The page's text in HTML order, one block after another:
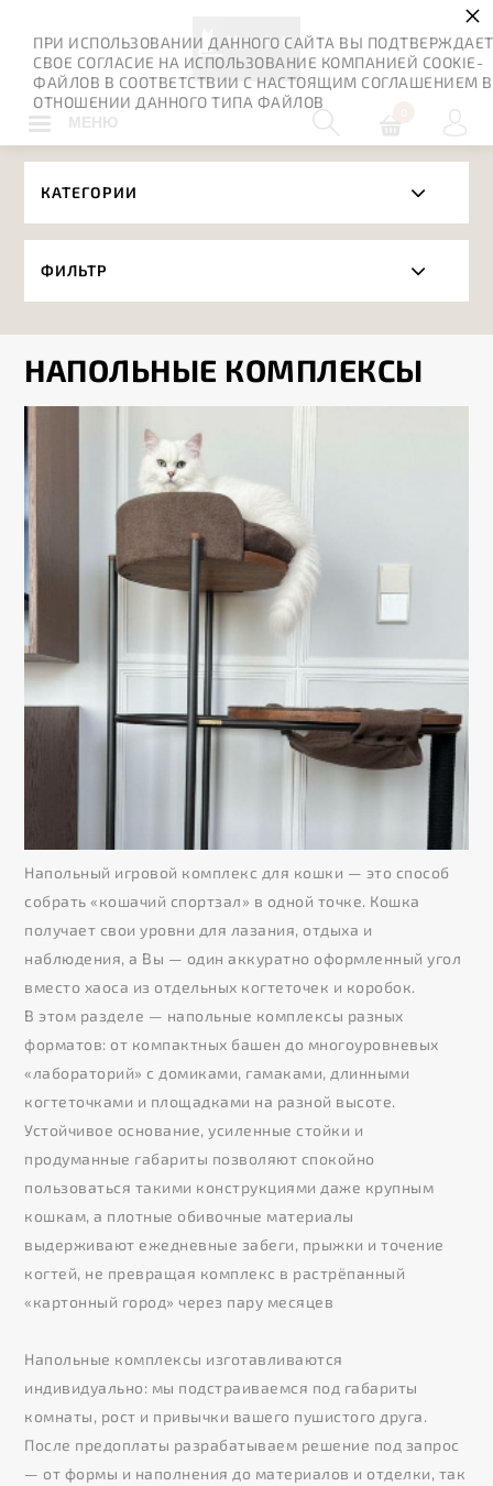
МЕНЮ
КАТЕГОРИИ
ФИЛЬТР
НАПОЛЬНЫЕ КОМПЛЕКСЫ
Напольный игровой комплекс для кошки — это способ
собрать «кошачий спортзал» в одной точке. Кошка
получает свои уровни для лазания, отдыха и
наблюдения, а Вы — один аккуратно оформленный угол
вместо хаоса из отдельных когтеточек и коробок.
В этом разделе — напольные комплексы разных
форматов: от компактных башен до многоуровневых
«лабораторий» с домиками, гамаками, длинными
когтеточками и площадками на разной высоте.
Устойчивое основание, усиленные стойки и
продуманные габариты позволяют спокойно
пользоваться такими конструкциями даже крупным
кошкам, а плотные обивочные материалы
выдерживают ежедневные забеги, прыжки и точение
когтей, не превращая комплекс в растрёпанный
«картонный город» через пару месяцев
Напольные комплексы изготавливаются
индивидуально: мы подстраиваемся под габариты
комнаты, рост и привычки вашего пушистого друга.
После предоплаты разрабатываем решение под запрос
— от формы и наполнения до материалов и отделки, так
ПРИ ИСПОЛЬЗОВАНИИ ДАННОГО САЙТА ВЫ
СВОЕ СОГЛАСИЕ НА ИСПОЛЬЗОВАНИЕ КОМПАНИЕЙ COOKIE-
ФАЙЛОВ В СООТВЕТСТВИИ С НАСТОЯЩИМ СОГЛАШЕНИЕМ В
ОТНОШЕНИИ ДАННОГО ТИПА ФАЙЛОВ
×